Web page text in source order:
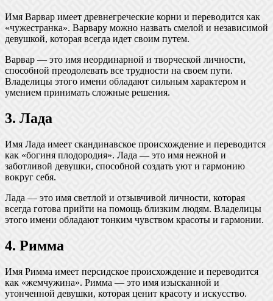
Имя Варвар имеет древнегреческие корни и переводится как
«чужестранка». Варвару можно назвать смелой и независимой
девушкой, которая всегда идет своим путем.
Варвар — это имя неординарной и творческой личности,
способной преодолевать все трудности на своем пути.
Владелицы этого имени обладают сильным характером и
умением принимать сложные решения.
3. Лада
Имя Лада имеет скандинавское происхождение и переводится
как «богиня плодородия». Лада — это имя нежной и
заботливой девушки, способной создать уют и гармонию
вокруг себя.
Лада — это имя светлой и отзывчивой личности, которая
всегда готова прийти на помощь близким людям. Владелицы
этого имени обладают тонким чувством красоты и гармонии.
4. Римма
Имя Римма имеет персидское происхождение и переводится
как «жемчужина». Римма — это имя изысканной и
утонченной девушки, которая ценит красоту и искусство.